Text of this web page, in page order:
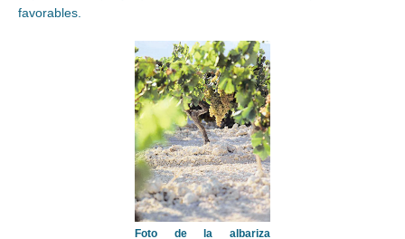
favorables.
Foto de la albariza